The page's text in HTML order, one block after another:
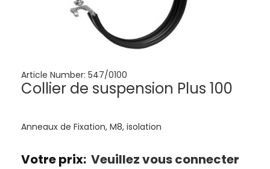
Article Number: 547/0100
Collier de suspension Plus 100
Anneaux de Fixation, M8, isolation
Votre prix: Veuillez vous connecter